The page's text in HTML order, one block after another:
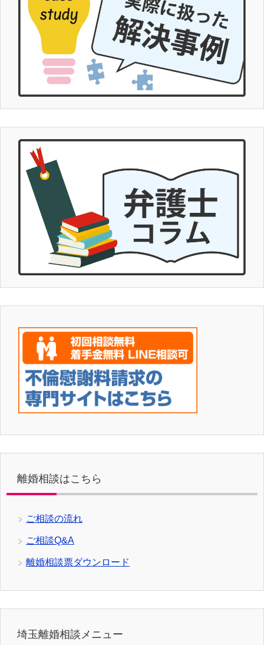
離婚相談はこちら
ご相談の流れ
ご相談Q&A
離婚相談票ダウンロード
埼玉離婚相談メニュー